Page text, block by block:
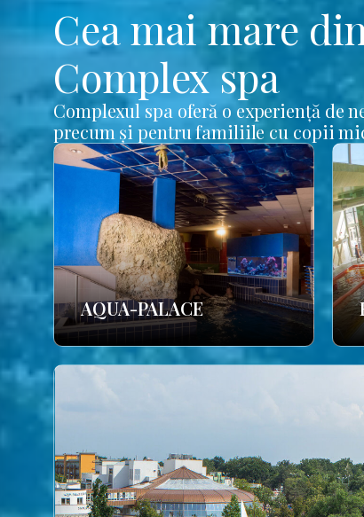
Cea mai mare
Complex spa
Complexul spa oferă o experiență de
precum și pentru familiile cu copii
AQUA-PALACE